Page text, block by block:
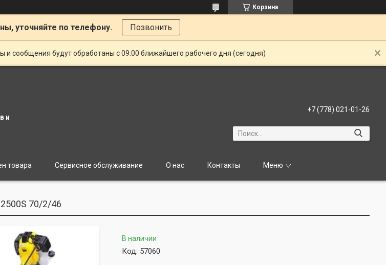
Корзина
уточняйте по телефону. Позвонить
и сообщения будут обработаны с 09:00 ближайшего рабочего дня (сегодня)
и
+7 (778) 021-01-26
товара Сервисное обслуживание О нас Контакты Меню
70/2/46
В наличии
Код: 57060